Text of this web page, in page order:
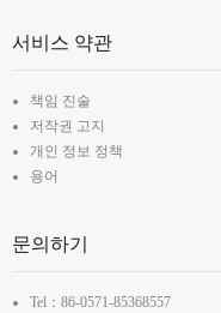
서비스 약관
책임 진술
저작권 고지
개인 정보 정책
용어
문의하기
Tel：86-0571-85368557